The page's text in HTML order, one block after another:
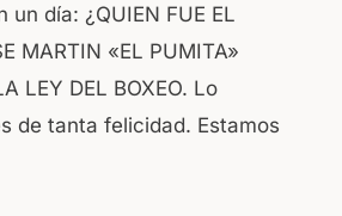
un día: ¿QUIEN FUE EL
MARTIN «EL PUMITA»
LEY DEL BOXEO. Lo
de tanta felicidad. Estamos